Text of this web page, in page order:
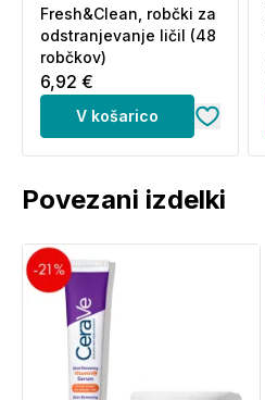
Fresh&Clean, robčki za
odstranjevanje ličil (48
robčkov)
6,92 €
V košarico
Povezani izdelki